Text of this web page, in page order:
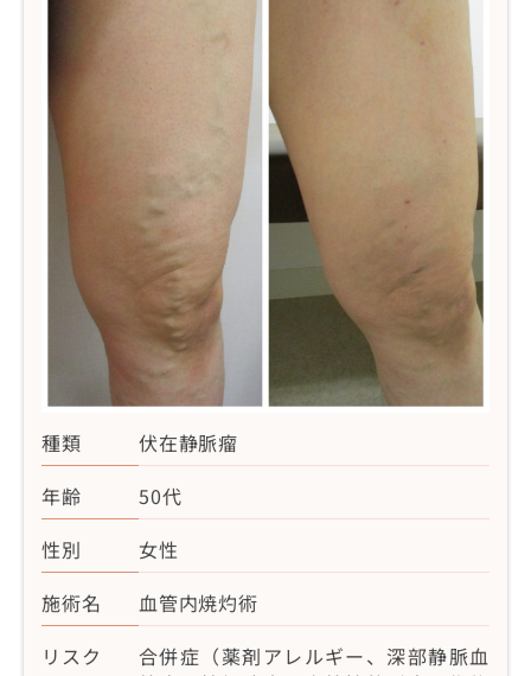
種類
伏在静脈瘤
年齢
50代
性別
女性
施術名
血管内焼灼術
リスク
合併症（薬剤アレルギー、深部静脈血